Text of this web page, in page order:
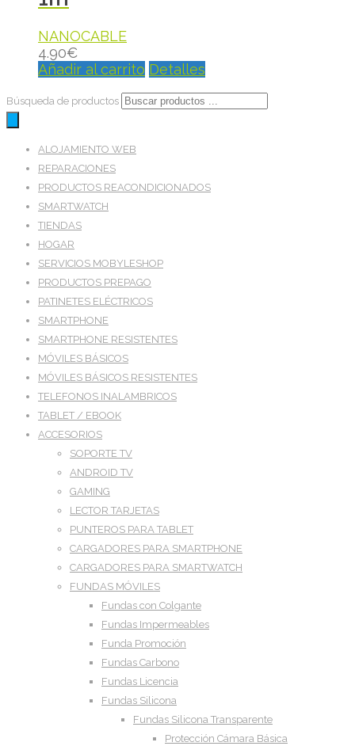
NANOCABLE
4.90€
Añadir al carrito Detalles
Búsqueda de productos
ALOJAMIENTO WEB
REPARACIONES
PRODUCTOS REACONDICIONADOS
SMARTWATCH
TIENDAS
HOGAR
SERVICIOS MOBYLESHOP
PRODUCTOS PREPAGO
PATINETES ELÉCTRICOS
SMARTPHONE
SMARTPHONE RESISTENTES
MÓVILES BÁSICOS
MÓVILES BÁSICOS RESISTENTES
TELEFONOS INALAMBRICOS
TABLET / EBOOK
ACCESORIOS
SOPORTE TV
ANDROID TV
GAMING
LECTOR TARJETAS
PUNTEROS PARA TABLET
CARGADORES PARA SMARTPHONE
CARGADORES PARA SMARTWATCH
FUNDAS MÓVILES
Fundas con Colgante
Fundas Impermeables
Funda Promoción
Fundas Carbono
Fundas Licencia
Fundas Silicona
Fundas Silicona Transparente
Protección Cámara Básica